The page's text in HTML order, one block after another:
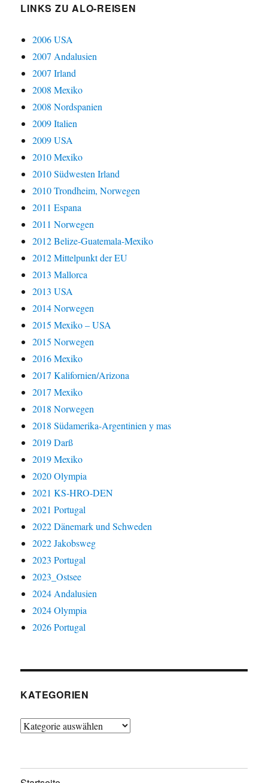
LINKS ZU ALO-REISEN
2006 USA
2007 Andalusien
2007 Irland
2008 Mexiko
2008 Nordspanien
2009 Italien
2009 USA
2010 Mexiko
2010 Südwesten Irland
2010 Trondheim, Norwegen
2011 Espana
2011 Norwegen
2012 Belize-Guatemala-Mexiko
2012 Mittelpunkt der EU
2013 Mallorca
2013 USA
2014 Norwegen
2015 Mexiko – USA
2015 Norwegen
2016 Mexiko
2017 Kalifornien/Arizona
2017 Mexiko
2018 Norwegen
2018 Südamerika-Argentinien y mas
2019 Darß
2019 Mexiko
2020 Olympia
2021 KS-HRO-DEN
2021 Portugal
2022 Dänemark und Schweden
2022 Jakobsweg
2023 Portugal
2023_Ostsee
2024 Andalusien
2024 Olympia
2026 Portugal
KATEGORIEN
Kategorien